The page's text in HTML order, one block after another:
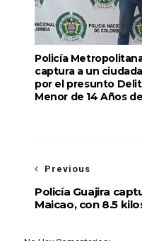
Policía
captura a un
por el presunto
Menor de 14 Años
Previous
Policía Guajira
Maicao, con 8.5